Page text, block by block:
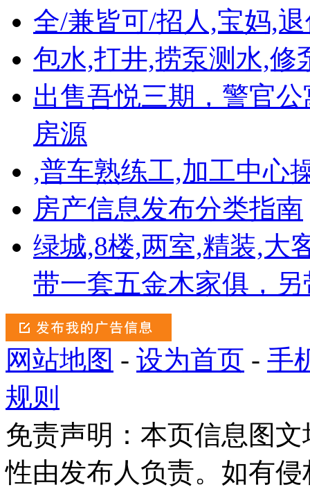
全/兼皆可/招人,宝妈,
包水,打井,捞泵测水,修
出售吾悦三期，警官
房源
,普车熟练工,加工中心
房产信息发布分类指南
绿城,8楼,两室,精装,大
带一套五金木家俱，
网站地图 - 设为首页 - 手
规则
免责声明：本页信息图
性由发布人负责。如有